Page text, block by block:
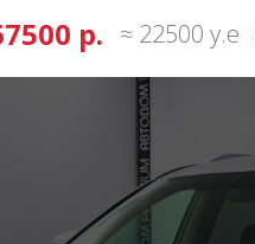
р. ≈ 22500 у.е